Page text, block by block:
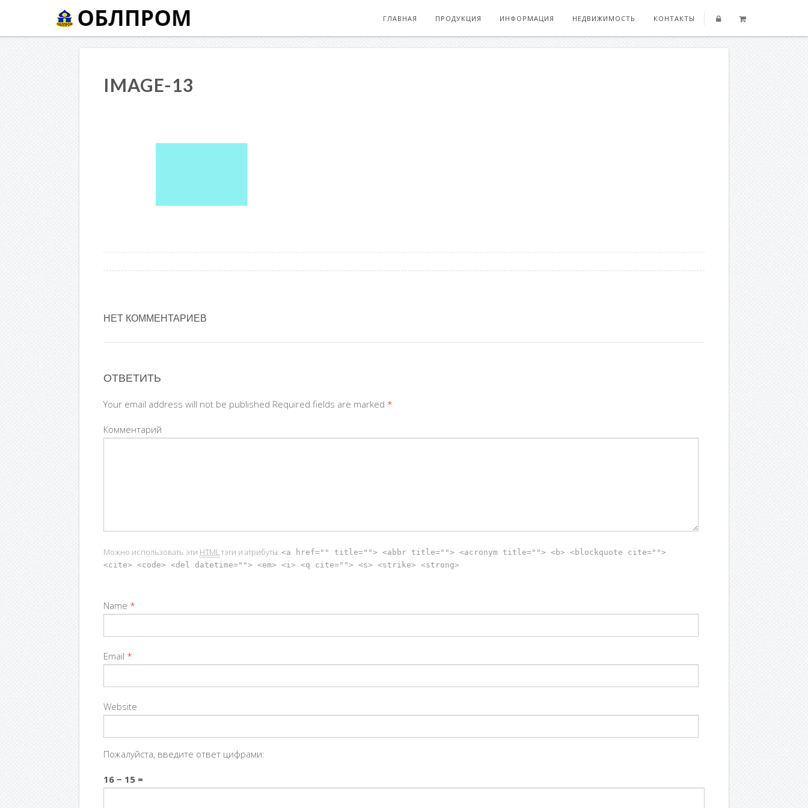
ГЛАВНАЯ ПРОДУКЦИЯ ИНФОРМАЦИЯ НЕДВИЖИМОСТЬ КОНТАКТЫ
IMAGE-13
НЕТ КОММЕНТАРИЕВ
ОТВЕТИТЬ
Your email address will not be published Required fields are marked *
Комментарий
Можно использовать эти HTMLтэги и атрибуты: <a href="" title=""> <abbr title=""> <acronym title=""> <b> <blockquote cite="">
<cite> <code> <del datetime=""> <em> <i> <q cite=""> <s> <strike> <strong>
Name *
Email *
Website
Пожалуйста, введите ответ цифрами:
16 − 15 =